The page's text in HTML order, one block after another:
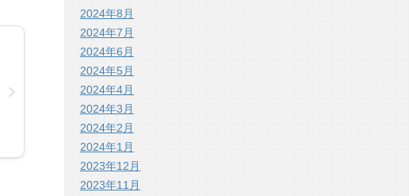
2024年8月
2024年7月
2024年6月
2024年5月
2024年4月
2024年3月
2024年2月
2024年1月
2023年12月
2023年11月